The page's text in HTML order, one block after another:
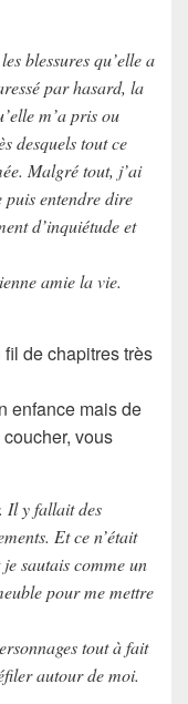
blessures qu’elle a
par hasard, la
m’a pris ou
desquels tout ce
Malgré tout, j’ai
puis entendre dire
d’inquiétude et
amie la vie.
fil de chapitres très
enfance mais de
, vous
Il y fallait des
Et ce n’était
sautais comme un
pour me mettre
tout à fait
autour de moi.